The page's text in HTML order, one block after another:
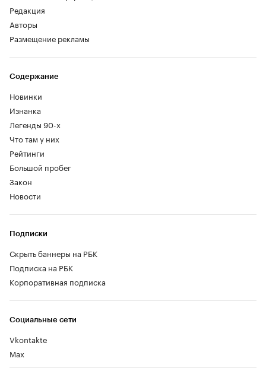
Редакция
Авторы
Размещение рекламы
Содержание
Новинки
Изнанка
Легенды 90-х
Что там у них
Рейтинги
Большой пробег
Закон
Новости
Социальные сети
Vkontakte
Max
Подписки
Скрыть баннеры на РБК
Подписка на РБК
Корпоративная подписка